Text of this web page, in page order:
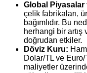
Global Piyasalar
çelik fabrikaları,
bağımlıdır. Bu
herhangi bir artış
doğrudan etkiler.
Döviz Kuru:
Dolar/TL ve
maliyetler